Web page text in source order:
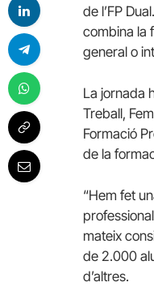
de l’FP
combina la
general o
La jornada
Treball,
Formació
de la
“Hem fet
mateix
de 2.000
d’altres.